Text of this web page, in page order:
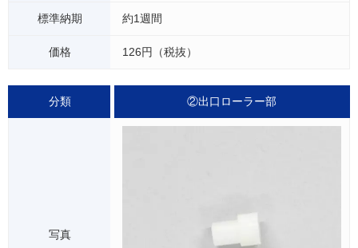
約1週間
126円（税抜）
②出口ローラー部